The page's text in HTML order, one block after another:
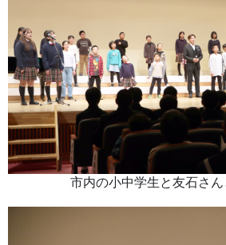
市内の小中学生と友石さ